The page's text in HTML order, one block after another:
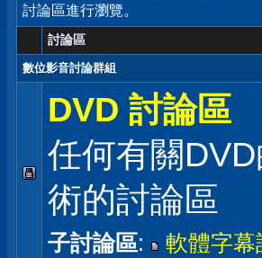
討論區進行瀏覽。
討論區
數位影音討論群組
DVD 討論區
任何有關
術的討論區
子討論區: 軟體字幕